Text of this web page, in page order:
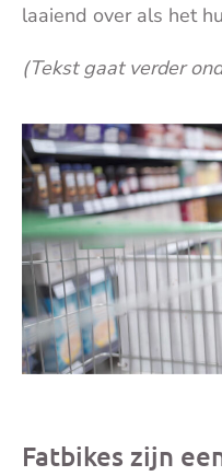
laaiend over als het
(Tekst gaat verder
Fatbikes zijn